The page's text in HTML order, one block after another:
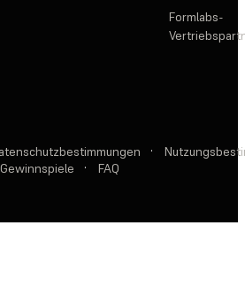
Formlabs-
·
· FAQ